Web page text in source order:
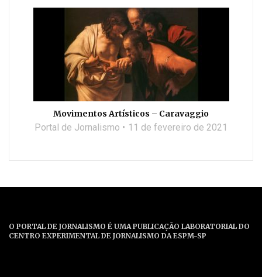
Movimentos Artísticos – Caravaggio
Portal de Jornalismo 11 de fevereiro de 2021
O PORTAL DE JORNALISMO É UMA PUBLICAÇÃO LABORATORIAL DO
CENTRO EXPERIMENTAL DE JORNALISMO DA ESPM-SP